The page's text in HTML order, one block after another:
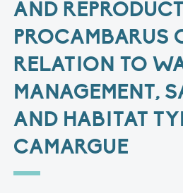
AND
PROCAMBARUS
RELATION TO
MANAGEMENT,
AND HABITAT
CAMARGUE